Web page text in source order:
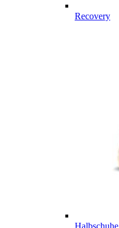
Recovery
Halbschuhe